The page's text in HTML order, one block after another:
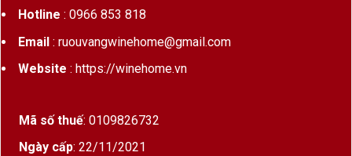
Hotline : 0966 853 818
Email: ruouvangwinehome@gmail.com
Website : https://winehome.vn
Mã số thuế: 0109826732
Ngày cấp: 22/11/2021